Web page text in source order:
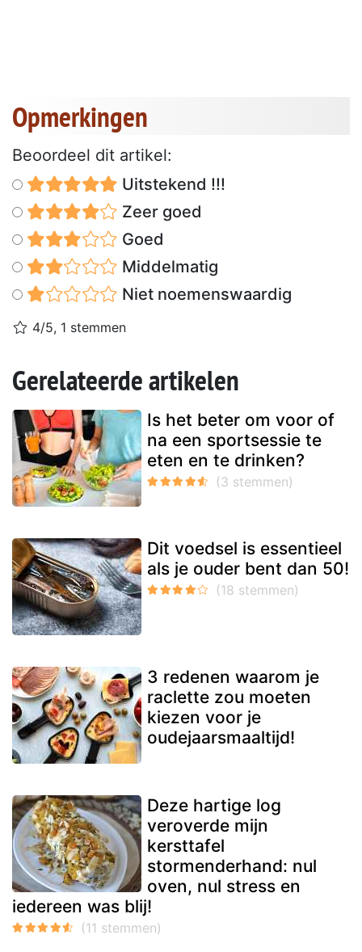
Opmerkingen
Beoordeel dit artikel:
Uitstekend !!!
Zeer goed
Goed
Middelmatig
Niet noemenswaardig
4/5, 1 stemmen
Gerelateerde artikelen
Is het beter om voor of
na een sportsessie te
eten en te drinken?
Dit voedsel is essentieel
als je ouder bent dan 50!
3 redenen waarom je
raclette zou moeten
kiezen voor je
oudejaarsmaaltijd!
Deze hartige log
veroverde mijn
kersttafel
stormenderhand: nul
oven, nul stress en
iedereen was blij!